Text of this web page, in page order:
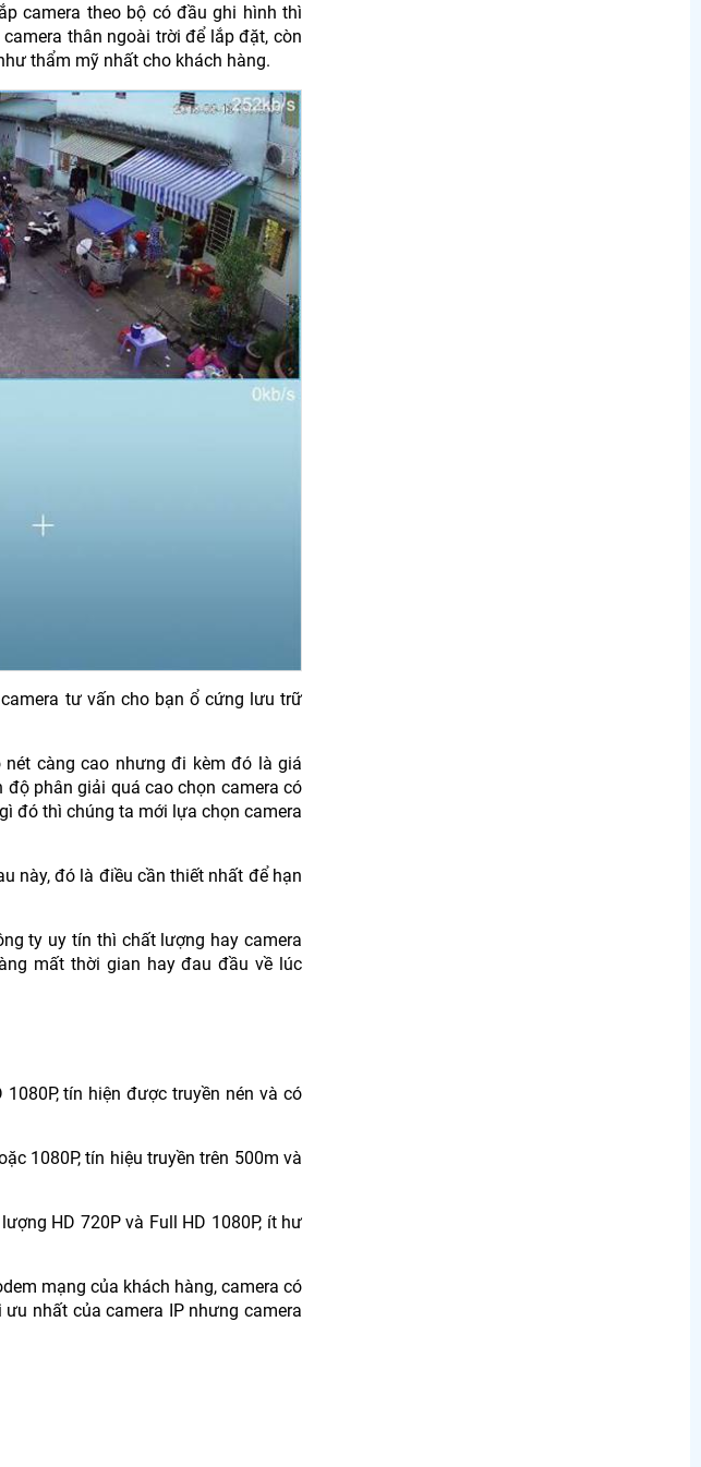
camera theo bộ có đầu ghi hình thì
thân ngoài trời để lắp đặt, còn
thẩm mỹ nhất cho khách hàng.
tư vấn cho bạn ổ cứng lưu trữ
càng cao nhưng đi kèm đó là giá
phân giải quá cao chọn camera có
đó thì chúng ta mới lựa chọn camera
này, đó là điều cần thiết nhất để hạn
ty uy tín thì chất lượng hay camera
mất thời gian hay đau đầu về lúc
tín hiện được truyền nén và có
1080P, tín hiệu truyền trên 500m và
HD 720P và Full HD 1080P, ít hư
mạng của khách hàng, camera có
nhất của camera IP nhưng camera